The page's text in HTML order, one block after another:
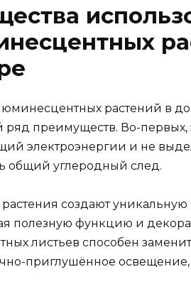
растений в
ряд преимуществ. Во-первых,
электроэнергии и не
общий углеродный след.
растения создают
полезную функцию и
листьев способен
приглушённое освещение,